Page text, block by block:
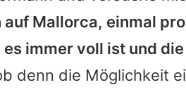
Mallorca, einmal
immer voll ist und
denn die Möglichkeit